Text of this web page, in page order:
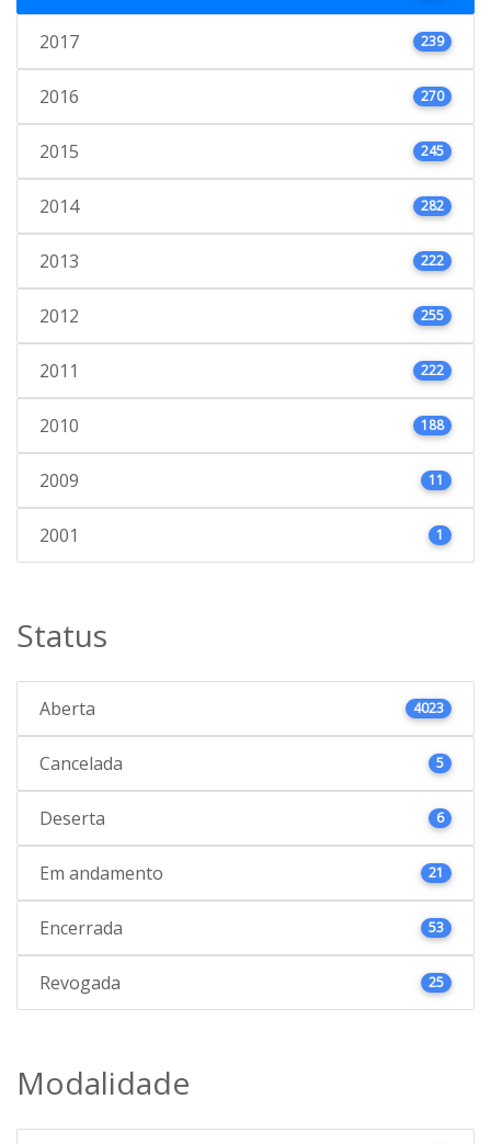
2017 239
2016 270
2015 245
2014 282
2013 222
2012 255
2011 222
2010 188
2009 11
2001 1
Status
Aberta 4023
Cancelada 5
Deserta 6
Em andamento 21
Encerrada 53
Revogada 25
Modalidade